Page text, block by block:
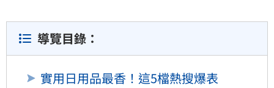
導覽目錄：
實用日用品最香！這5檔熱搜爆表